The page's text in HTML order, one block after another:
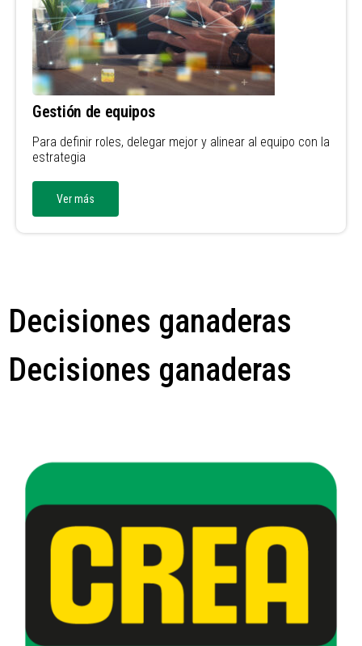
Gestión de equipos
Para definir roles, delegar mejor y alinear al equipo con la
estrategia
Ver más
Decisiones ganaderas
Decisiones ganaderas